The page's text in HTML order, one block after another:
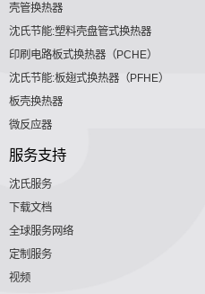
壳管换热器
沈氏节能:塑料壳盘管式换热器
印刷电路板式换热器（PCHE）
沈氏节能:板翅式换热器（PFHE）
板壳换热器
微反应器
服务支持
沈氏服务
下载文档
全球服务网络
定制服务
视频